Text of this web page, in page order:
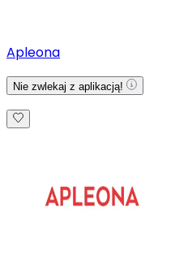
Apleona
Nie zwlekaj z aplikacją!